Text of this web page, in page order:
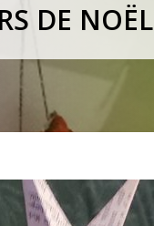
DE NOËL